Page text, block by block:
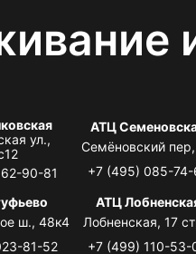
ул.,
90-81
АТЦ
Семёновский
+7 (495) 085-74-
ш., 48к4
81-52
АТЦ
Лобненская, 17
+7 (499) 110-53-